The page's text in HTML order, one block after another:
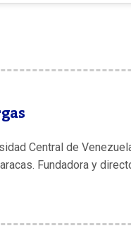
Central de
Fundadora y